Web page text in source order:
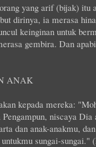
yang arif (bijak)
dirinya, ia merasa
keinginan untuk
gembira. Dan
ANAK
kepada mereka:
niscaya
dan anak-anakmu,
sungai-sungai."